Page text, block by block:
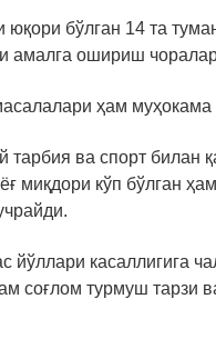
юқори бўлган 14 та
амалга ошириш
ҳам муҳокама
тарбия ва спорт билан
миқдори кўп бўлган
касаллигига
соғлом турмуш тарзи